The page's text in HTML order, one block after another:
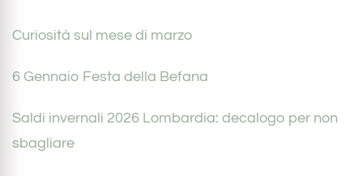
Curiosità sul mese di marzo
6 Gennaio Festa della Befana
Saldi invernali 2026 Lombardia: decalogo per non
sbagliare